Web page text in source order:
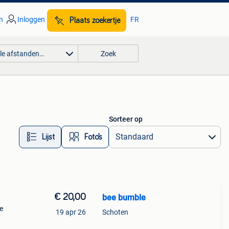
Inloggen Plaats zoekertje FR
afstanden… Zoek
Lijst Foto’s
Sorteer op
€ 20,00
19 apr 26
bee bumble
Schoten